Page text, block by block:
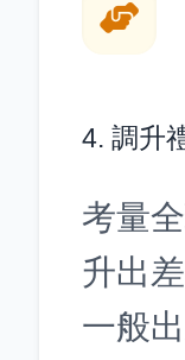
4. 調升
考量
升出
一般